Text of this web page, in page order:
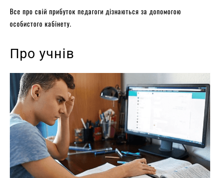
Все про свій прибуток педагоги дізнаються за допомогою
особистого кабінету.
Про учнів